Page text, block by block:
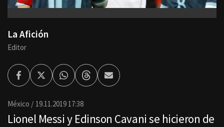
La Afición
Editor
FacebookTwitterWhatsappThreadsEnviar
por
México 19.11.2019 17:38
Lionel Messi y Edinson Cavani se hicieron de